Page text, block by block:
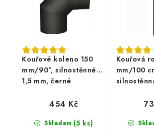
Kouřové koleno 150
mm/90°, silnostěnné
1,5 mm, černé
Skladem (5 ks)
454 Kč
Kouřová
mm/100